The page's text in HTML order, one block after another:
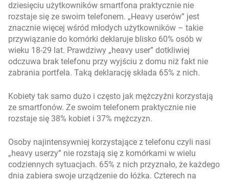
dziesięciu użytkowników smartfona praktycznie nie
rozstaje się ze swoim telefonem. „Heavy userów” jest
znacznie więcej wśród młodych użytkowników – takie
przywiązanie do komórki deklaruje blisko 60% osób w
wieku 18-29 lat. Prawdziwy „heavy user” dotkliwiej
odczuwa brak telefonu przy wyjściu z domu niż fakt nie
zabrania portfela. Taką deklarację składa 65% z nich.
Kobiety tak samo dużo i często jak mężczyźni korzystają
ze smartfonów. Ze swoim telefonem praktycznie nie
rozstaje się 38% kobiet i 37% mężczyzn.
Osoby najintensywniej korzystające z telefonu czyli nasi
„heavy userzy” nie rozstają się z komórkami w wielu
codziennych sytuacjach. 65% z nich przyznało, że każdego
dnia zabiera swoje urządzenie do łóżka. Czterech na